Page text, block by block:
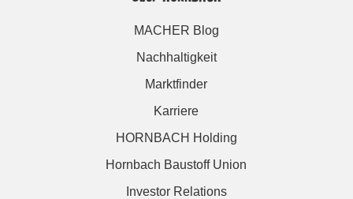
MACHER Blog
Nachhaltigkeit
Marktfinder
Karriere
HORNBACH Holding
Hornbach Baustoff Union
Investor Relations